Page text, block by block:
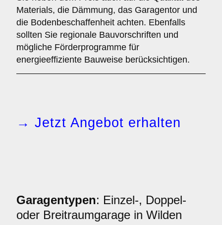
Materials, die Dämmung, das Garagentor und
die Bodenbeschaffenheit achten. Ebenfalls
sollten Sie regionale Bauvorschriften und
mögliche Förderprogramme für
energieeffiziente Bauweise berücksichtigen.
→ Jetzt Angebot erhalten
Garagentypen: Einzel-, Doppel-
oder Breitraumgarage in Wilden